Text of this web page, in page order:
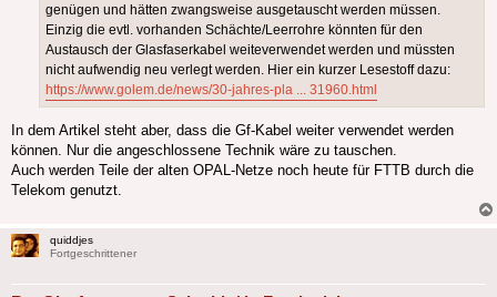
genügen und hätten zwangsweise ausgetauscht werden müssen.
Einzig die evtl. vorhanden Schächte/Leerrohre könnten für den
Austausch der Glasfaserkabel weiteverwendet werden und müssten
nicht aufwendig neu verlegt werden. Hier ein kurzer Lesestoff dazu:
https://www.golem.de/news/30-jahres-pla ... 31960.html
In dem Artikel steht aber, dass die Gf-Kabel weiter verwendet werden
können. Nur die angeschlossene Technik wäre zu tauschen.
Auch werden Teile der alten OPAL-Netze noch heute für FTTB durch die
Telekom genutzt.
quiddjes
Fortgeschrittener